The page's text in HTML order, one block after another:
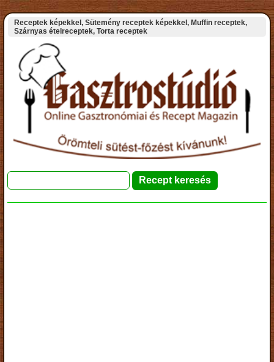
Receptek képekkel, Sütemény receptek képekkel, Muffin receptek,
Szárnyas ételreceptek, Torta receptek